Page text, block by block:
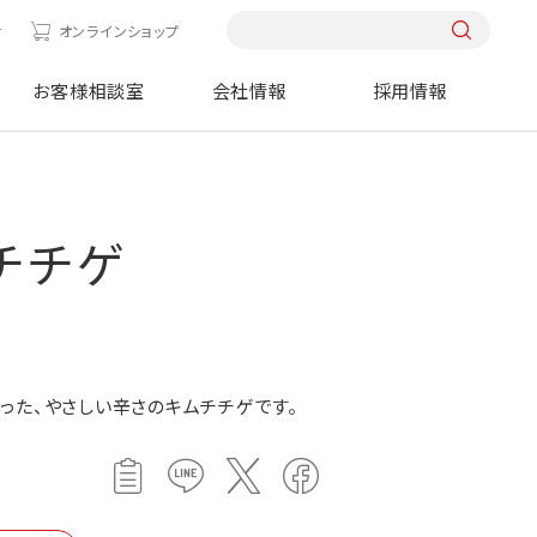
オンラインショップ
お客様相談室 会社情報 採用情報
チゲ
、やさしい辛さのキムチチゲです。